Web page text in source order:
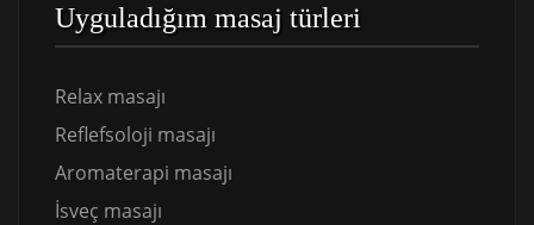
Uyguladığım masaj türleri
Relax masajı
Reflefsoloji masajı
Aromaterapi masajı
İsveç masajı